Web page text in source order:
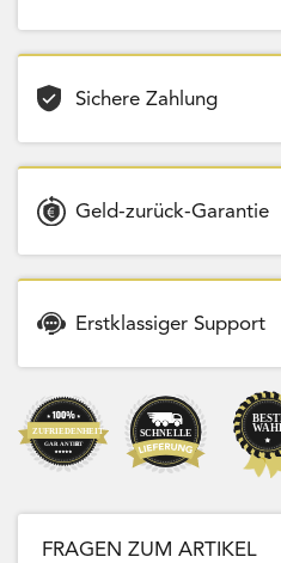
Sichere Zahlung
Geld-zurück-Garantie
Erstklassiger Support
FRAGEN ZUM ARTIKEL